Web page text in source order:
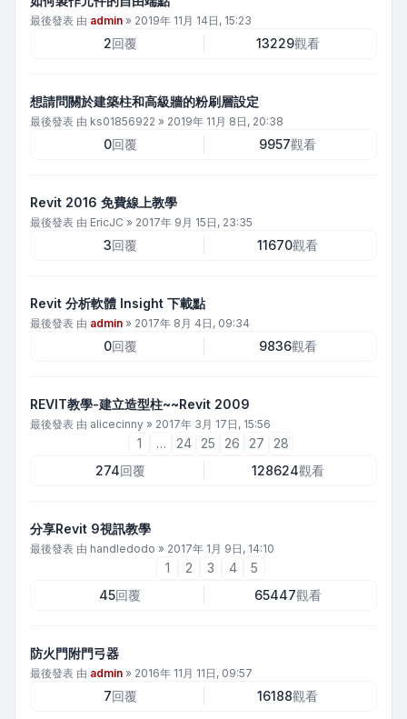
最後發表 由 admin » 2019年 11月 14日, 15:23
2回覆 13229觀看
想請問關於建築柱和高級牆的粉刷層設定
最後發表 由 ks01856922 » 2019年 11月 8日, 20:38
0回覆 9957觀看
Revit 2016 免費線上教學
最後發表 由 EricJC » 2017年 9月 15日, 23:35
3回覆 11670觀看
Revit 分析軟體 Insight 下載點
最後發表 由 admin » 2017年 8月 4日, 09:34
0回覆 9836觀看
REVIT教學-建立造型柱~~Revit 2009
最後發表 由 alicecinny » 2017年 3月 17日, 15:56
1 … 24 25 26 27
28
274回覆 128624觀看
分享Revit 9視訊教學
最後發表 由 handledodo » 2017年 1月 9日, 14:10
1 2 3 4
5
45回覆 65447觀看
防火門附門弓器
最後發表 由 admin » 2016年 11月 11日, 09:57
7回覆 16188觀看